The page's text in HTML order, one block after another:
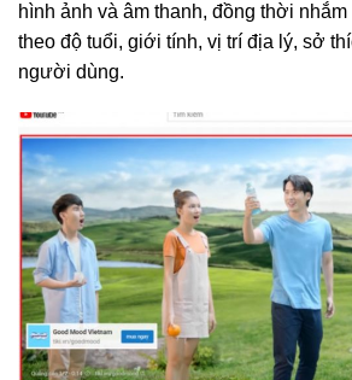
hình ảnh và âm thanh, đồng thời
theo độ tuổi, giới tính, vị trí địa lý, sở
người dùng.